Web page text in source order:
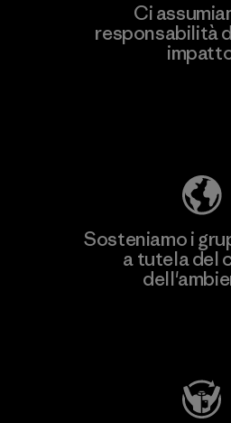
Scopri di più
Ci
responsabilità
Sosteniamo i
a tutela del